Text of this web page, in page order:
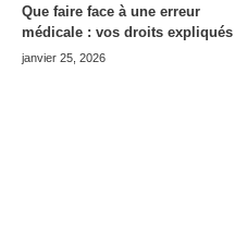
Que faire face à une erreur
médicale : vos droits expliqués
janvier 25, 2026